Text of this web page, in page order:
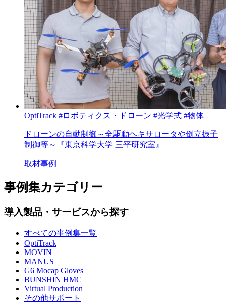
OptiTrack #ロボティクス・ドローン #光学式 #物体
ドローンの自動制御～全駆動ヘキサロータや倒立振子
制御等～『東京科学大学 三平研究室』
取材事例
事例集カテゴリー
導入製品・サービスから探す
すべての事例集一覧
OptiTrack
MOVIN
MANUS
G6 Mocap Gloves
BUNSHIN HMC
Virtual Production
その他サポート